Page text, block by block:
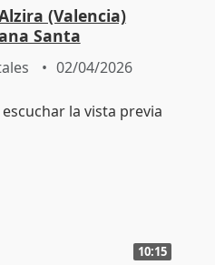
(Valencia)
Santa
02/04/2026
10:15